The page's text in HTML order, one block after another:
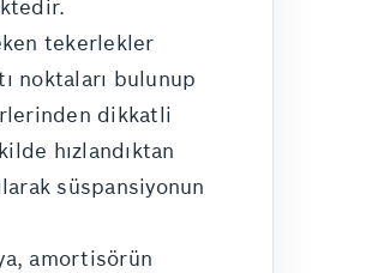
tekerlekler
noktaları bulunup
dikkatli
hızlandıktan
süspansiyonun
amortisörün